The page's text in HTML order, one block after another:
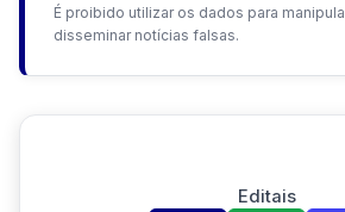
É proibido utilizar os dados para
disseminar notícias falsas.
Editais